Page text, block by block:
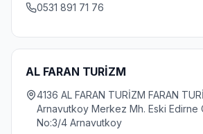
0531 891 71 76
AL FARAN TURİZM
4136 AL FARAN TURİZM FARAN
Arnavutkoy Merkez Mh. Eski Edirne
No:3/4 Arnavutkoy